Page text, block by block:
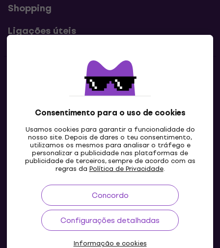
Consentimento para o uso de cookies
Usamos cookies para garantir a funcionalidade do
nosso site. Depois de dares o teu consentimento,
utilizamos os mesmos para analisar o tráfego e
personalizar a publicidade nas plataformas de
publicidade de terceiros, sempre de acordo com as
regras da Política de Privacidade.
Concordo
Configurações detalhadas
Informação e cookies
Shopping
Ligações úteis
Contatos
Contacta-nos
PT